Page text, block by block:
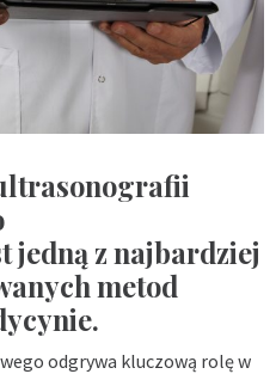
jedną z najbardziej
metod
odgrywa kluczową rolę w